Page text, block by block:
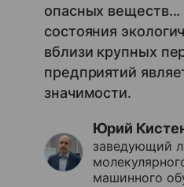
опасных
состояния
вблизи крупных
предприятий
значимости.
Юрий
заведующий
машинного